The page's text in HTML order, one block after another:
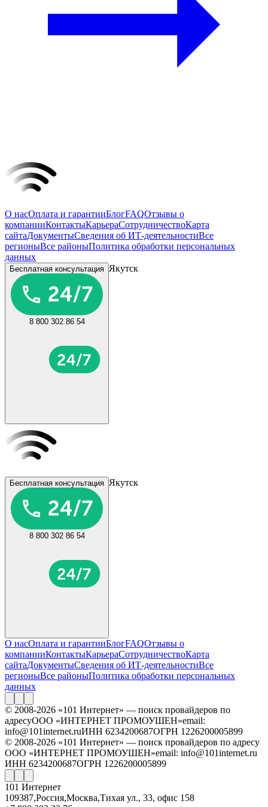
О насОплата и гарантииБлогFAQОтзывы о
компанииКонтактыКарьераСотрудничествоКарта
сайтаДокументыСведения об ИТ-деятельностиВсе
регионыВсе районыПолитика обработки персональных
данных
Бесплатная консультация
8 800 302 86 54
Якутск
Бесплатная консультация
8 800 302 86 54
Якутск
О насОплата и гарантииБлогFAQОтзывы о
компанииКонтактыКарьераСотрудничествоКарта
сайтаДокументыСведения об ИТ-деятельностиВсе
регионыВсе районыПолитика обработки персональных
данных
© 2008-2026 «101 Интернет» — поиск провайдеров по
адресуООО «ИНТЕРНЕТ ПРОМОУШЕН»email:
info@101internet.ruИНН 6234200687ОГРН 1226200005899
© 2008-2026 «101 Интернет» — поиск провайдеров по адресу
ООО «ИНТЕРНЕТ ПРОМОУШЕН»email: info@101internet.ru
ИНН 6234200687ОГРН 1226200005899
101 Интернет
109387,Россия,Москва,Тихая ул., 33, офис 158